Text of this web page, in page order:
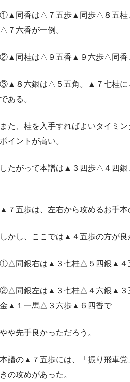
①▲同香は△７五歩▲同歩△８五桂
△７六香が一例。
②▲同桂は△９五香▲９六歩△同香
③▲８六銀は△５五角。▲７七桂に
である。
また、桂を入手すればよいタイミ
ポイントが高い。
したがって本譜は▲３四歩△４四銀
▲７五歩は、左右から攻めるお手本
しかし、ここでは▲４五歩の方が良
①△同銀右は▲３七桂△５四銀▲４
②△同銀左は▲３七桂△４六銀▲３
金▲１一馬△３六歩▲６四香で
やや先手良かっただろう。
本譜の▲７五歩には、「振り飛車党
きの攻めがあった。